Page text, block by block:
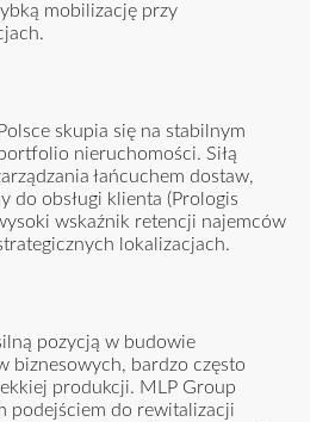
mobilizację przy
skupia się na stabilnym
nieruchomości. Siłą
łańcuchem dostaw,
do obsługi klienta (Prologis
wskaźnik retencji najemców
lokalizacjach.
pozycją w budowie
biznesowych, bardzo często
produkcji. MLP Group
podejściem do rewitalizacji